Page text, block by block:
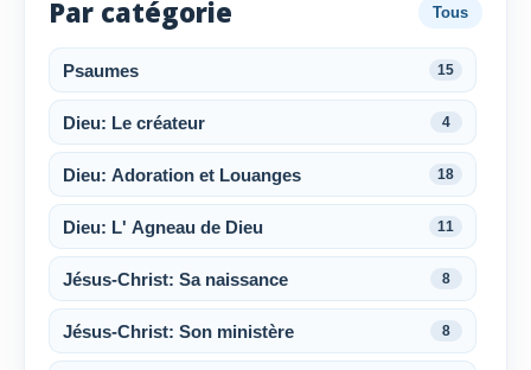
Par catégorie Tous
Psaumes 15
Dieu: Le créateur 4
Dieu: Adoration et Louanges 18
Dieu: L' Agneau de Dieu 11
Jésus-Christ: Sa naissance 8
Jésus-Christ: Son ministère 8